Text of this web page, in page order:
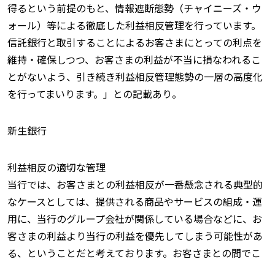
得るという前提のもと、情報遮断態勢（チャイニーズ・ウ
ォール）等による徹底した利益相反管理を行っています。
信託銀行と取引することによるお客さまにとっての利点を
維持・確保しつつ、お客さまの利益が不当に損なわれるこ
とがないよう、引き続き利益相反管理態勢の一層の高度化
を行ってまいります。」との記載あり。
新生銀行
利益相反の適切な管理
当行では、お客さまとの利益相反が一番懸念される典型的
なケースとしては、提供される商品やサービスの組成・運
用に、当行のグループ会社が関係している場合などに、お
客さまの利益より当行の利益を優先してしまう可能性があ
る、ということだと考えております。お客さまとの間でこ